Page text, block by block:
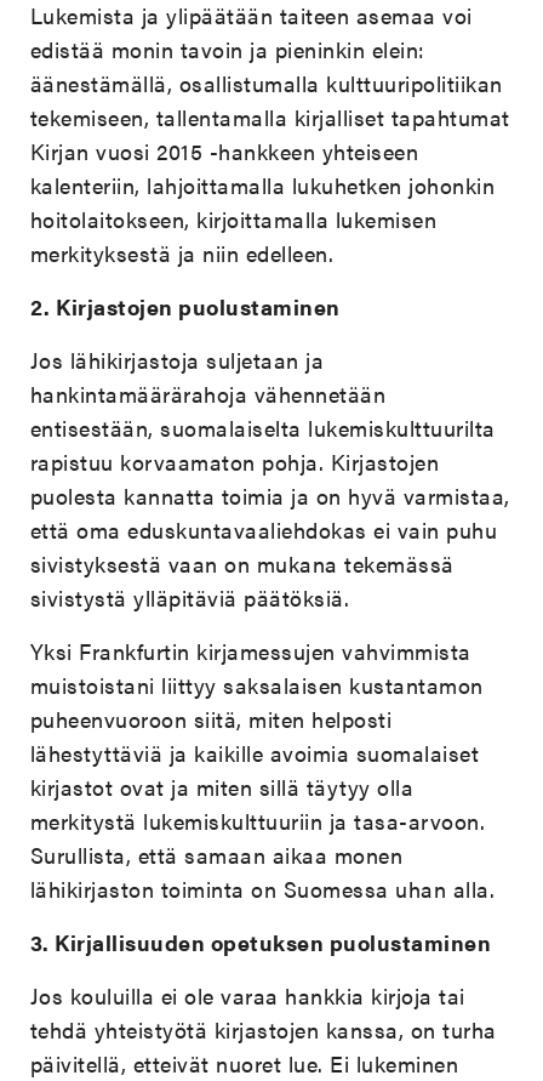
Lukemista ja ylipäätään taiteen asemaa voi
edistää monin tavoin ja pieninkin elein:
äänestämällä, osallistumalla kulttuuripolitiikan
tekemiseen, tallentamalla kirjalliset tapahtumat
Kirjan vuosi 2015 -hankkeen yhteiseen
kalenteriin, lahjoittamalla lukuhetken johonkin
hoitolaitokseen, kirjoittamalla lukemisen
merkityksestä ja niin edelleen.
2. Kirjastojen puolustaminen
Jos lähikirjastoja suljetaan ja
hankintamäärärahoja vähennetään
entisestään, suomalaiselta lukemiskulttuurilta
rapistuu korvaamaton pohja. Kirjastojen
puolesta kannatta toimia ja on hyvä varmistaa,
että oma eduskuntavaaliehdokas ei vain puhu
sivistyksestä vaan on mukana tekemässä
sivistystä ylläpitäviä päätöksiä.
Yksi Frankfurtin kirjamessujen vahvimmista
muistoistani liittyy saksalaisen kustantamon
puheenvuoroon siitä, miten helposti
lähestyttäviä ja kaikille avoimia suomalaiset
kirjastot ovat ja miten sillä täytyy olla
merkitystä lukemiskulttuuriin ja tasa-arvoon.
Surullista, että samaan aikaa monen
lähikirjaston toiminta on Suomessa uhan alla.
3. Kirjallisuuden opetuksen puolustaminen
Jos kouluilla ei ole varaa hankkia kirjoja tai
tehdä yhteistyötä kirjastojen kanssa, on turha
päivitellä, etteivät nuoret lue. Ei lukeminen